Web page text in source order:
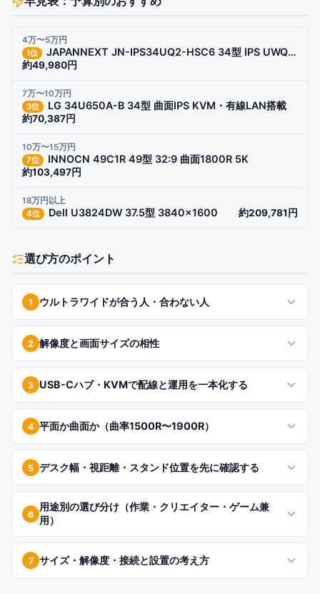
4万〜5万円
1位 JAPANNEXT JN-IPS34UQ2-HSC6 34型 IPS UWQHD
約49,980円
7万〜10万円
3位 LG 34U650A-B 34型 曲面IPS KVM・有線LAN搭載
約70,387円
10万〜15万円
7位 INNOCN 49C1R 49型 32:9 曲面1800R 5K
約103,497円
18万円以上
4位 Dell U3824DW 37.5型 3840×1600 約209,781円
選び方のポイント
1 ウルトラワイドが合う人・合わない人
2 解像度と画面サイズの相性
3 USB-Cハブ・KVMで配線と運用を一本化する
4 平面か曲面か（曲率1500R〜1900R）
5 デスク幅・視距離・スタンド位置を先に確認する
6
用途別の選び分け（作業・クリエイター・ゲーム兼
用）
7 サイズ・解像度・接続と設置の考え方